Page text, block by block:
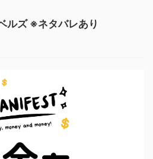
ルズ ※ネタバレあり